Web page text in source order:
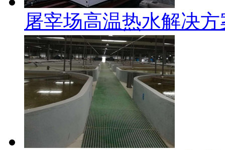
屠宰场高温热水解决方